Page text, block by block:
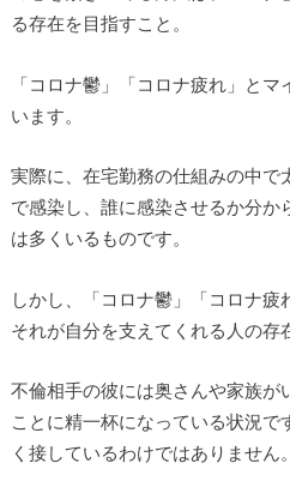
る存在を目指すこと。
「コロナ鬱」「コロナ疲れ」と
います。
実際に、在宅勤務の仕組みの中で
で感染し、誰に感染させるか分か
は多くいるものです。
しかし、「コロナ鬱」「コロナ疲
それが自分を支えてくれる人の存
不倫相手の彼には奥さんや家族が
ことに精一杯になっている状況
く接しているわけではありません。